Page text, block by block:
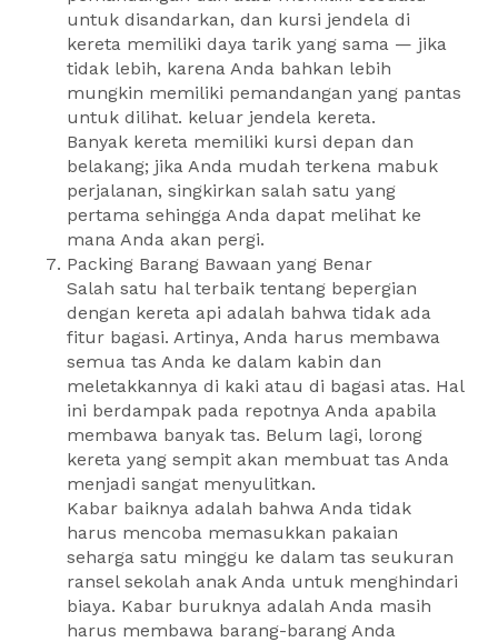
untuk disandarkan, dan kursi jendela di
kereta memiliki daya tarik yang sama — jika
tidak lebih, karena Anda bahkan lebih
mungkin memiliki pemandangan yang pantas
untuk dilihat. keluar jendela kereta.
Banyak kereta memiliki kursi depan dan
belakang; jika Anda mudah terkena mabuk
perjalanan, singkirkan salah satu yang
pertama sehingga Anda dapat melihat ke
mana Anda akan pergi.
Packing Barang Bawaan yang Benar
Salah satu hal terbaik tentang bepergian
dengan kereta api adalah bahwa tidak ada
fitur bagasi. Artinya, Anda harus membawa
semua tas Anda ke dalam kabin dan
meletakkannya di kaki atau di bagasi atas. Hal
ini berdampak pada repotnya Anda apabila
membawa banyak tas. Belum lagi, lorong
kereta yang sempit akan membuat tas Anda
menjadi sangat menyulitkan.
Kabar baiknya adalah bahwa Anda tidak
harus mencoba memasukkan pakaian
seharga satu minggu ke dalam tas seukuran
ransel sekolah anak Anda untuk menghindari
biaya. Kabar buruknya adalah Anda masih
harus membawa barang-barang Anda